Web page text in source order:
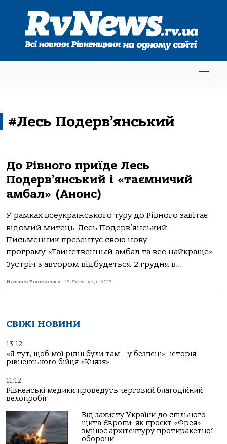
#Лесь Подерв’янський
До Рівного приїде Лесь
Подерв’янський і «таємничий
амбал» (Анонс)
У рамках всеукраїнського туру до Рівного завітає
відомий митець Лесь Подерв’янський.
Письменник презентує свою нову
програму «Таинственный амбал та все найкраще».
Зустріч з автором відбудеться 2 грудня в...
Наталія Рівненська - 18 Листопада, 2017
СВІЖІ НОВИНИ
13:12
«Я тут, щоб мої рідні були там – у безпеці»: історія
рівненського бійця «Князя»
11:12
Рівненські медики проведуть черговий благодійний
велопробіг
Від захисту України до спільного
щита Європи: як проєкт «Фрея»
змінює архітектуру протиракетної
оборони